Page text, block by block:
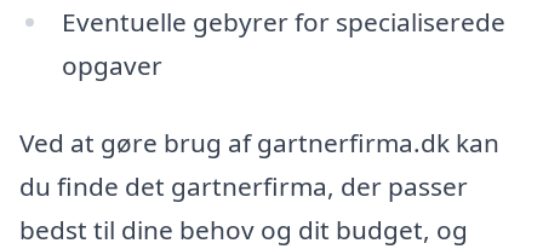
Eventuelle gebyrer for specialiserede
opgaver
Ved at gøre brug af gartnerfirma.dk kan
du finde det gartnerfirma, der passer
bedst til dine behov og dit budget, og